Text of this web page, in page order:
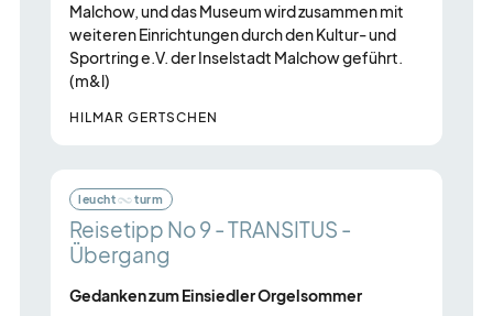
Malchow, und das Museum wird zusammen mit
weiteren Einrichtungen durch den Kultur- und
Sportring e.V. der Inselstadt Malchow geführt.
(m&l)
HILMAR GERTSCHEN
leucht turm
Reisetipp No 9 - TRANSITUS -
Übergang
Gedanken zum Einsiedler Orgelsommer